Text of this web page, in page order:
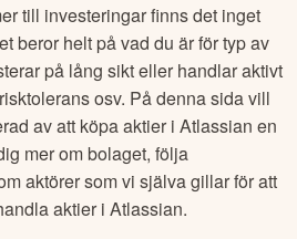
till investeringar finns det inget
beror helt på vad du är för typ av
på lång sikt eller handlar aktivt
osv. På denna sida vill
av att köpa aktier iAtlassian en
mer om bolaget, följa
aktörer som vi själva gillar för att
aktier iAtlassian.